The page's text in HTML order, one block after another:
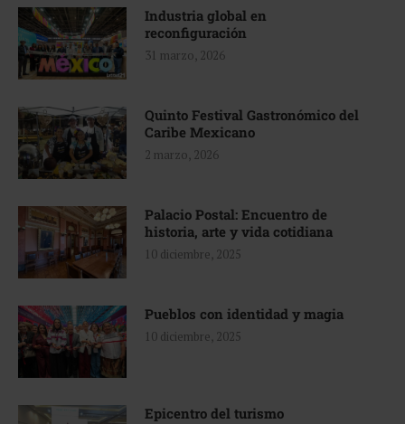
Industria global en
reconfiguración
31 marzo, 2026
Quinto Festival Gastronómico del
Caribe Mexicano
2 marzo, 2026
Palacio Postal: Encuentro de
historia, arte y vida cotidiana
10 diciembre, 2025
Pueblos con identidad y magia
10 diciembre, 2025
Epicentro del turismo